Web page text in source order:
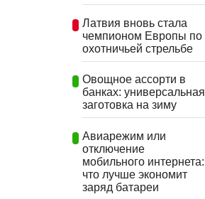
Латвия вновь стала
чемпионом Европы по
охотничьей стрельбе
Овощное ассорти в
банках: универсальная
заготовка на зиму
Авиарежим или
отключение
мобильного интернета:
что лучше экономит
заряд батареи